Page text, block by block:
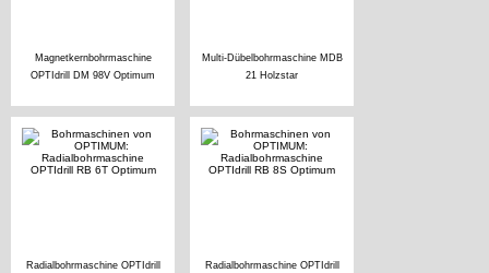
Magnetkernbohrmaschine
OPTIdrill DM 98V Optimum
Multi-Dübelbohrmaschine MDB
21 Holzstar
Radialbohrmaschine OPTIdrill
Radialbohrmaschine OPTIdrill